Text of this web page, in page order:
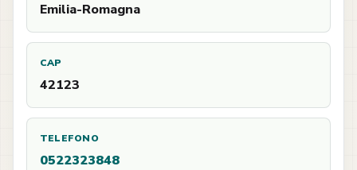
Emilia-Romagna
CAP
42123
TELEFONO
0522323848